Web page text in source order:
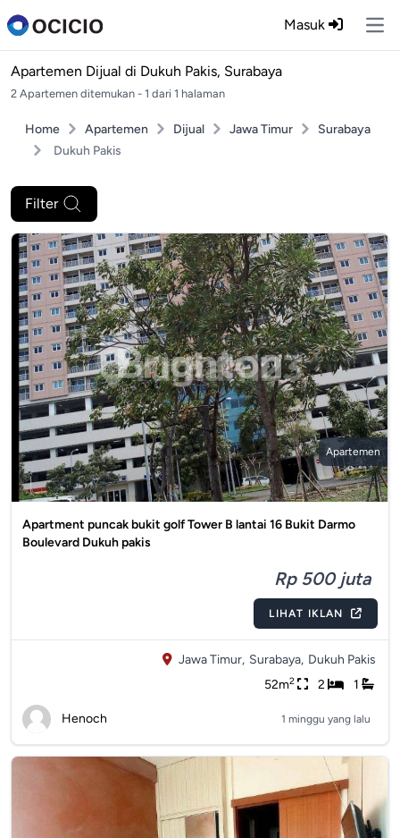
Masuk
Apartemen Dijual di Dukuh Pakis, Surabaya
2 Apartemen ditemukan - 1 dari 1 halaman
Home Apartemen Dijual Jawa Timur
Surabaya
Dukuh Pakis
Filter
Apartemen
Apartment puncak bukit golf Tower B lantai 16 Bukit Darmo
Boulevard Dukuh pakis
Rp 500 juta
LIHAT IKLAN
Jawa Timur, Surabaya, Dukuh Pakis
52m2 2 1
Henoch 1 minggu yang lalu